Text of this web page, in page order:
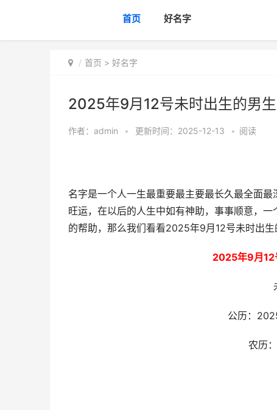
首页 好名字
首页 > 好名字
2025年9月12号未时出生的男
作者： admin • 更新时间：2025-12-13 • 阅读
名字是一个人一生最重要最主要最长久最全面
旺运，在以后的人生中如有神助，事事顺意，
的帮助，那么我们看看2025年9月12号未时出生
2025年9月12
公历：
农历